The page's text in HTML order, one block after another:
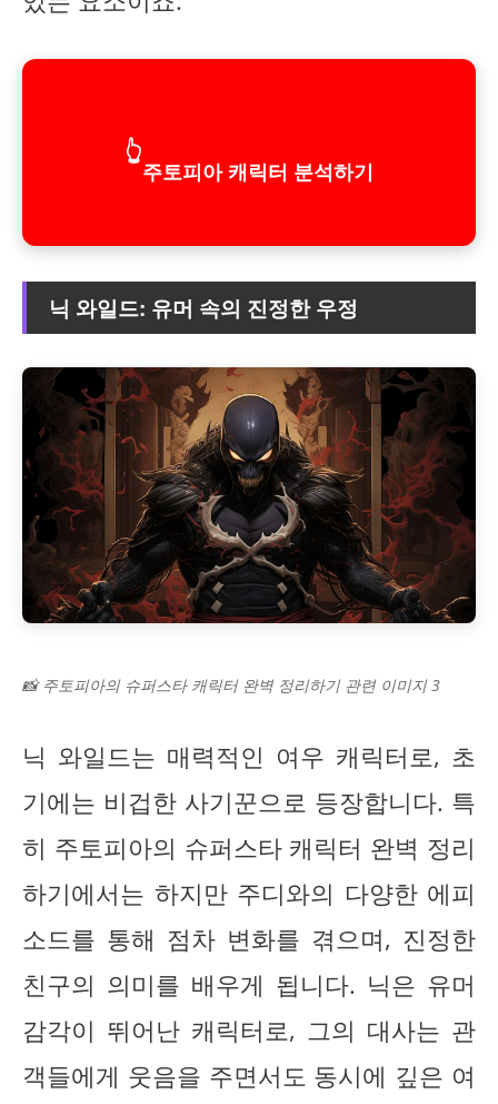
👆
주토피아 캐릭터 분석하기
닉 와일드: 유머 속의 진정한 우정
📸 주토피아의 슈퍼스타 캐릭터 완벽 정리하기 관련 이미지 3
닉 와일드는 매력적인 여우 캐릭터로, 초
기에는 비겁한 사기꾼으로 등장합니다. 특
히 주토피아의 슈퍼스타 캐릭터 완벽 정리
하기에서는 하지만 주디와의 다양한 에피
소드를 통해 점차 변화를 겪으며, 진정한
친구의 의미를 배우게 됩니다. 닉은 유머
감각이 뛰어난 캐릭터로, 그의 대사는 관
객들에게 웃음을 주면서도 동시에 깊은 여